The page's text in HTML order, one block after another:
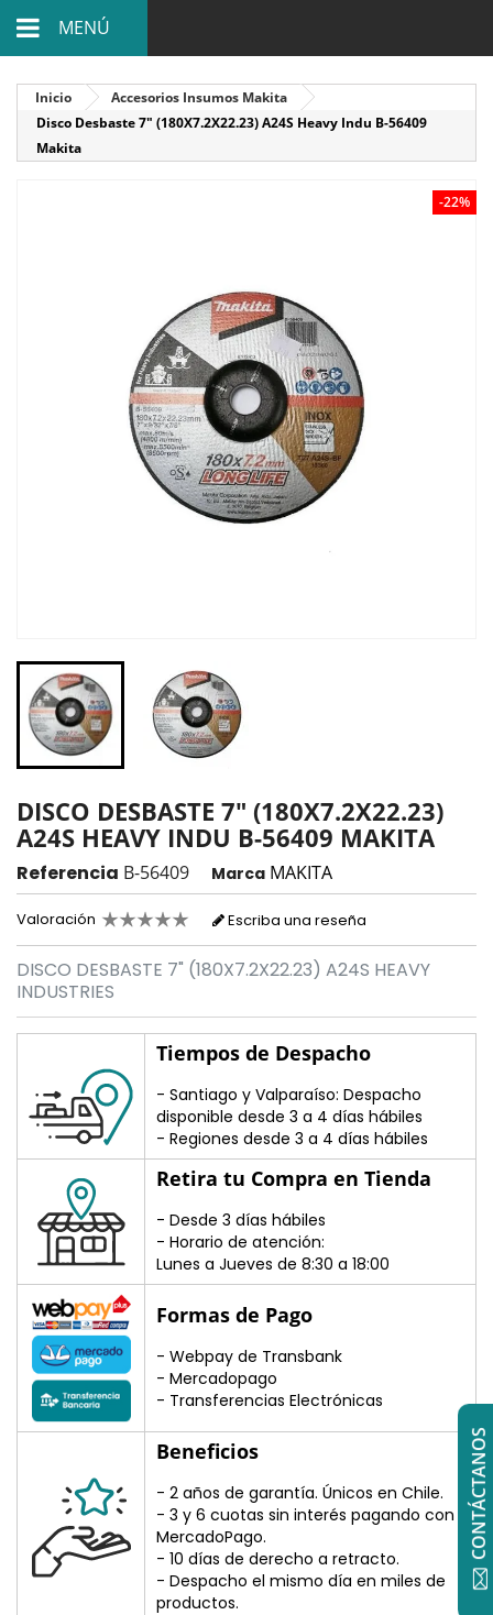
MENÚ
Inicio
Accesorios Insumos Makita
Disco Desbaste 7" (180X7.2X22.23) A24S Heavy Indu B-56409
Makita
-22%
DISCO DESBASTE 7" (180X7.2X22.23)
A24S HEAVY INDU B-56409 MAKITA
Referencia B-56409 Marca MAKITA
Valoración Escriba una reseña
DISCO DESBASTE 7" (180X7.2X22.23) A24S HEAVY
INDUSTRIES
Tiempos de Despacho
- Santiago y Valparaíso: Despacho
disponible desde 3 a 4 días hábiles
- Regiones desde 3 a 4 días hábiles
Retira tu Compra en Tienda
- Desde 3 días hábiles
- Horario de atención:
Lunes a Jueves de 8:30 a 18:00
Formas de Pago
- Webpay de Transbank
- Mercadopago
- Transferencias Electrónicas
Beneficios
- 2 años de garantía. Únicos en Chile.
- 3 y 6 cuotas sin interés pagando con
MercadoPago.
- 10 días de derecho a retracto.
- Despacho el mismo día en miles de
productos.
CONTÁCTANOS